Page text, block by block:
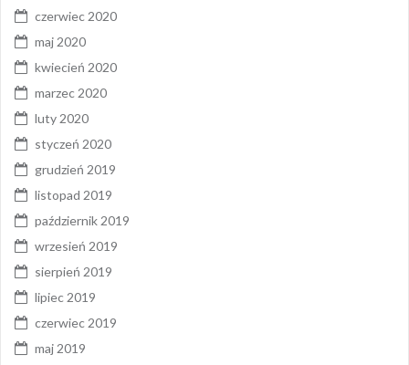
czerwiec 2020
maj 2020
kwiecień 2020
marzec 2020
luty 2020
styczeń 2020
grudzień 2019
listopad 2019
październik 2019
wrzesień 2019
sierpień 2019
lipiec 2019
czerwiec 2019
maj 2019